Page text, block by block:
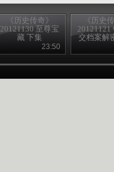
《历史传奇》
20121130 至尊宝
藏 下集
23:50
《历史
20121121
交档案解
集 歃
（下